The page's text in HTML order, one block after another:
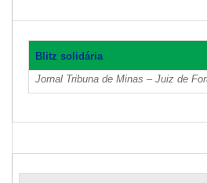
Blitz solidária
Jornal Tribuna de Minas – Juiz de